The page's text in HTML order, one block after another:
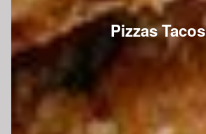
Pizzas Tacos